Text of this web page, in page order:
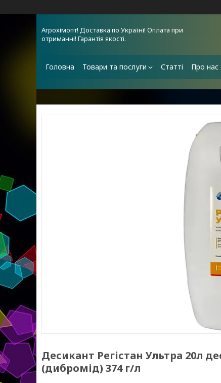
Агрохімопт! Доставка по Україні! Оплата при
отриманні! Гарантія якості.
Головна Товари та послуги Статті Про нас
Десикант Регістан Ультра 20л
(дибромід) 374 г/л